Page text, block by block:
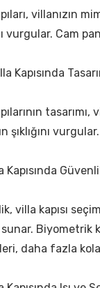
villanızın
vurgular. Cam
Kapısında
şıklığını
Kapısında
villa kapısı
sunar.
daha fazla